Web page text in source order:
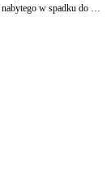
w spadku do 60